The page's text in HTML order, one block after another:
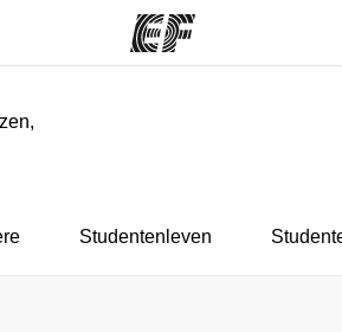
Studentenleven